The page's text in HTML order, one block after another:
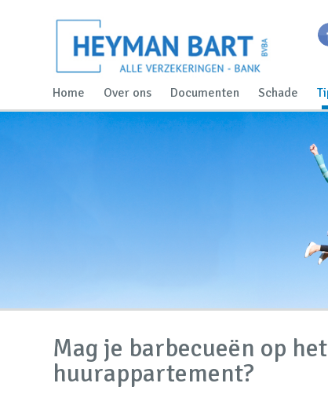
Home Over ons Documenten Schade
Mag je barbecueën op
huurappartement?